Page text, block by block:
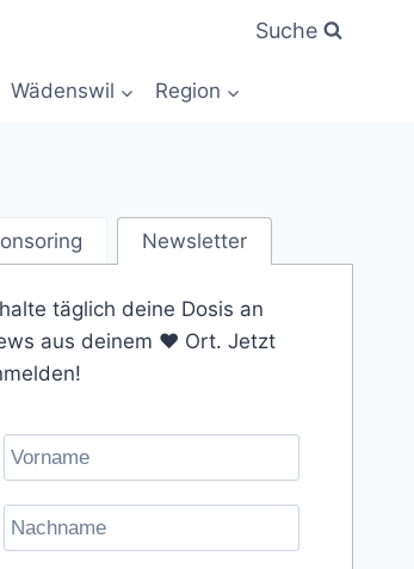
Suche
Wädenswil Region
Newsletter
täglich deine Dosis an
aus deinem ❤️ Ort. Jetzt